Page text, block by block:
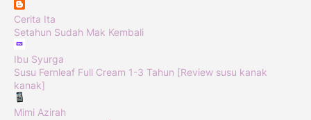
Cerita Ita
Setahun Sudah Mak Kembali
Ibu Syurga
Susu Fernleaf Full Cream 1-3 Tahun [Review susu kanak
kanak]
Mimi Azirah